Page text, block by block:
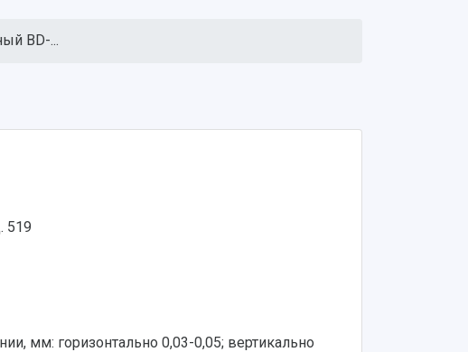
BD-...
519
мм: горизонтально 0,03-0,05; вертикально